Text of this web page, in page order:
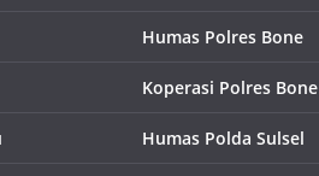
Humas Polres Bone
Koperasi Polres Bone
Humas Polda Sulsel